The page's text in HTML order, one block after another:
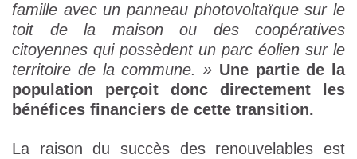
famille avec un panneau photovoltaïque sur le
toit de la maison ou des coopératives
citoyennes qui possèdent un parc éolien sur le
territoire de la commune. » Une partie de la
population perçoit donc directement les
bénéfices financiers de cette transition.
La raison du succès des renouvelables est